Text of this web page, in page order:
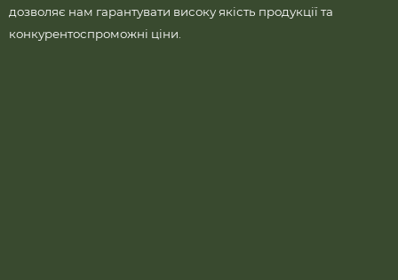
дозволяє нам гарантувати високу якість продукції та
конкурентоспроможні ціни.